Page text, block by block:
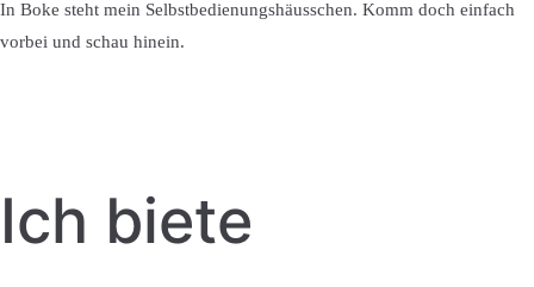
In Boke steht mein Selbstbedienungshäusschen. Komm doch einfach
vorbei und schau hinein.
Ich biete